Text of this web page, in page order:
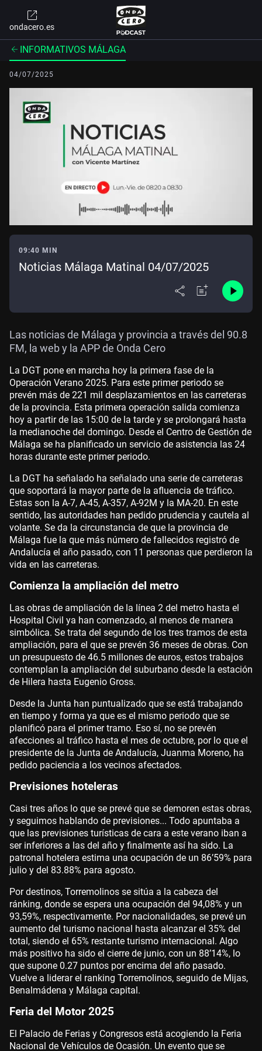
ondacero.es
INFORMATIVOS MÁLAGA
04/07/2025
09:40 MIN
Noticias Málaga Matinal 04/07/2025
Las noticias de Málaga y provincia a través del 90.8
FM, la web y la APP de Onda Cero
La DGT pone en marcha hoy la primera fase de la
Operación Verano 2025. Para este primer periodo se
prevén más de 221 mil desplazamientos en las carreteras
de la provincia. Esta primera operación salida comienza
hoy a partir de las 15:00 de la tarde y se prolongará hasta
la medianoche del domingo. Desde el Centro de Gestión de
Málaga se ha planificado un servicio de asistencia las 24
horas durante este primer periodo.
La DGT ha señalado ha señalado una serie de carreteras
que soportará la mayor parte de la afluencia de tráfico.
Estas son la A-7, A-45, A-357, A-92M y la MA-20. En este
sentido, las autoridades han pedido prudencia y cautela al
volante. Se da la circunstancia de que la provincia de
Málaga fue la que más número de fallecidos registró de
Andalucía el año pasado, con 11 personas que perdieron la
vida en las carreteras.
Comienza la ampliación del metro
Las obras de ampliación de la línea 2 del metro hasta el
Hospital Civil ya han comenzado, al menos de manera
simbólica. Se trata del segundo de los tres tramos de esta
ampliación, para el que se prevén 36 meses de obras. Con
un presupuesto de 46.5 millones de euros, estos trabajos
contemplan la ampliación del suburbano desde la estación
de Hilera hasta Eugenio Gross.
Desde la Junta han puntualizado que se está trabajando
en tiempo y forma ya que es el mismo periodo que se
planificó para el primer tramo. Eso sí, no se prevén
afecciones al tráfico hasta el mes de octubre, por lo que el
presidente de la Junta de Andalucía, Juanma Moreno, ha
pedido paciencia a los vecinos afectados.
Previsiones hoteleras
Casi tres años lo que se prevé que se demoren estas obras,
y seguimos hablando de previsiones... Todo apuntaba a
que las previsiones turísticas de cara a este verano iban a
ser inferiores a las del año y finalmente así ha sido. La
patronal hotelera estima una ocupación de un 86’59% para
julio y del 83.88% para agosto.
Por destinos, Torremolinos se sitúa a la cabeza del
ránking, donde se espera una ocupación del 94,08% y un
93,59%, respectivamente. Por nacionalidades, se prevé un
aumento del turismo nacional hasta alcanzar el 35% del
total, siendo el 65% restante turismo internacional. Algo
más positivo ha sido el cierre de junio, con un 88’14%, lo
que supone 0.27 puntos por encima del año pasado.
Vuelve a liderar el ranking Torremolinos, seguido de Mijas,
Benalmádena y Málaga capital.
Feria del Motor 2025
El Palacio de Ferias y Congresos está acogiendo la Feria
Nacional de Vehículos de Ocasión. Un evento que se